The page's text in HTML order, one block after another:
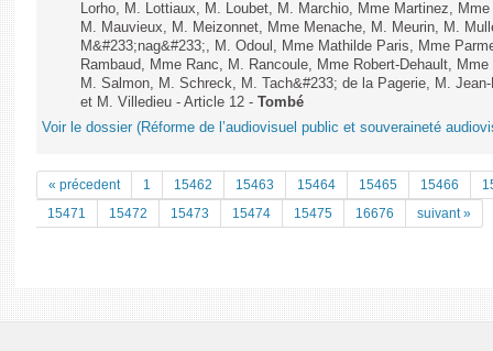
Lorho, M. Lottiaux, M. Loubet, M. Marchio, Mme Martinez,
M. Mauvieux, M. Meizonnet, Mme Menache, M. Meurin, M.
M&#233;nag&#233;, M. Odoul, Mme Mathilde Paris, Mme
Rambaud, Mme Ranc, M. Rancoule, Mme Robert-Dehault,
M. Salmon, M. Schreck, M. Tach&#233; de la Pagerie, M.
et M. Villedieu - Article 12 - Tombé
Voir le dossier (Réforme de l’audiovisuel public et souveraineté
« précedent 1 15462 15463 15464 15465 15466
15471
15472 15473 15474 15475 16676 suivant »